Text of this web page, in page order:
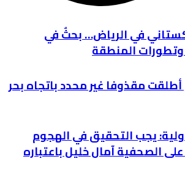
في الرياض… بحثٌ في
وتطورات المنطقة
مقذوفا غير محدد باتجاه بحر
يجب التحقيق في الهجوم
على الصحفية آمال خليل باعتباره